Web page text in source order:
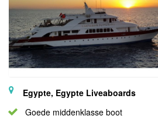
Egypte, Egypte Liveaboards
Goede middenklasse boot